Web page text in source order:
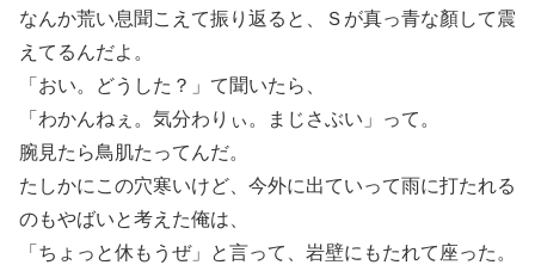
なんか荒い息聞こえて振り返ると、Ｓが真っ青な顏して震
えてるんだよ。
「おい。どうした？」て聞いたら、
「わかんねぇ。気分わりぃ。まじさぶい」って。
腕見たら鳥肌たってんだ。
たしかにこの穴寒いけど、今外に出ていって雨に打たれる
のもやばいと考えた俺は、
「ちょっと休もうぜ」と言って、岩壁にもたれて座った。